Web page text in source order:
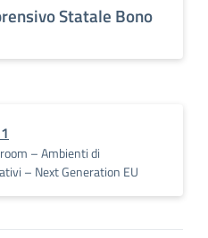
Statale Bono
– Ambienti di
– Next Generation EU